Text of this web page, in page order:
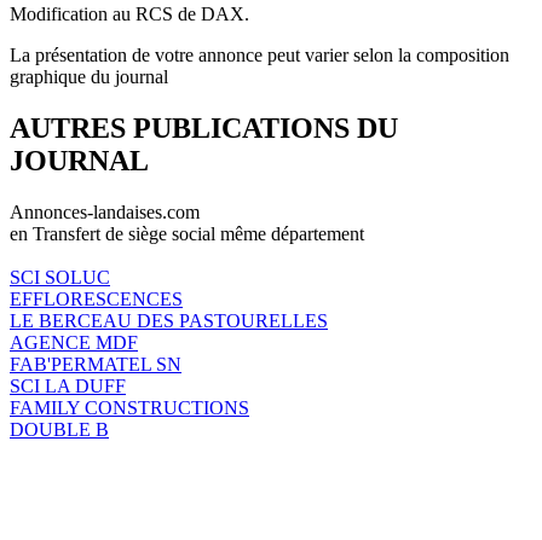
Modification au RCS de DAX.
La présentation de votre annonce peut varier selon la composition
graphique du journal
AUTRES PUBLICATIONS DU
JOURNAL
Annonces-landaises.com
en Transfert de siège social même département
SCI SOLUC
EFFLORESCENCES
LE BERCEAU DES PASTOURELLES
AGENCE MDF
FAB'PERMATEL SN
SCI LA DUFF
FAMILY CONSTRUCTIONS
DOUBLE B